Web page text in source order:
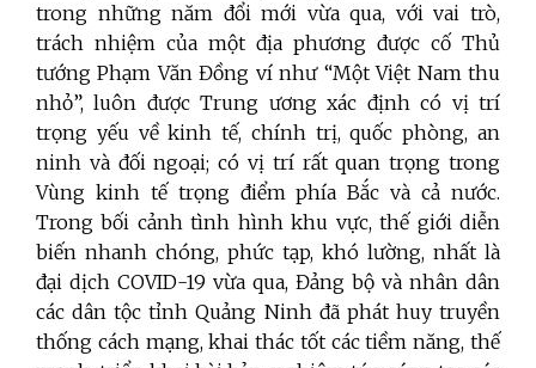
trong những năm đổi mới vừa qua, với vai trò,
trách nhiệm của một địa phương được cố Thủ
tướng Phạm Văn Đồng ví như “Một Việt Nam thu
nhỏ”, luôn được Trung ương xác định có vị trí
trọng yếu về kinh tế, chính trị, quốc phòng, an
ninh và đối ngoại; có vị trí rất quan trọng trong
Vùng kinh tế trọng điểm phía Bắc và cả nước.
Trong bối cảnh tình hình khu vực, thế giới diễn
biến nhanh chóng, phức tạp, khó lường, nhất là
đại dịch COVID-19 vừa qua, Đảng bộ và nhân dân
các dân tộc tỉnh Quảng Ninh đã phát huy truyền
thống cách mạng, khai thác tốt các tiềm năng, thế